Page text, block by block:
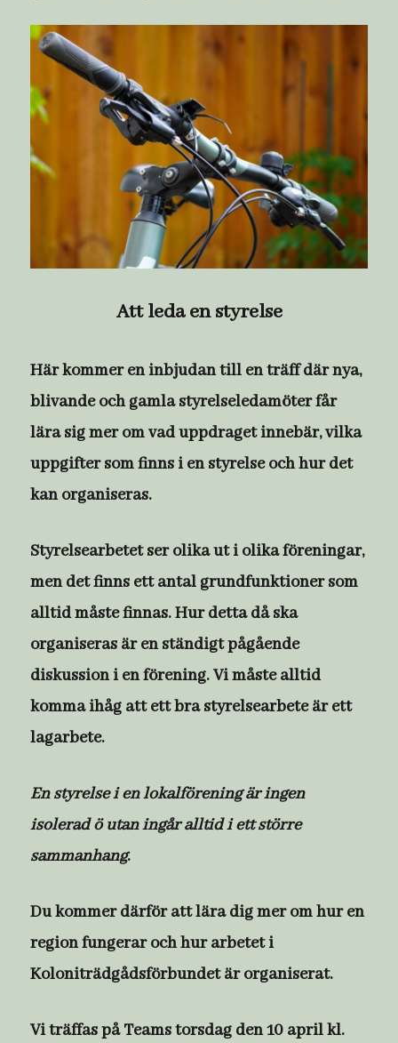
Att leda en styrelse
Här kommer en inbjudan till en träff där nya,
blivande och gamla styrelseledamöter får
lära sig mer om vad uppdraget innebär, vilka
uppgifter som finns i en styrelse och hur det
kan organiseras.
Styrelsearbetet ser olika ut i olika föreningar,
men det finns ett antal grundfunktioner som
alltid måste finnas. Hur detta då ska
organiseras är en ständigt pågående
diskussion i en förening. Vi måste alltid
komma ihåg att ett bra styrelsearbete är ett
lagarbete.
En styrelse i en lokalförening är ingen
isolerad ö utan ingår alltid i ett större
sammanhang.
Du kommer därför att lära dig mer om hur en
region fungerar och hur arbetet i
Koloniträdgådsförbundet är organiserat.
Vi träffas på Teams torsdag den 10 april kl.